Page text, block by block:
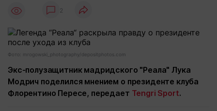
2
Фото: mrogowski_photography/depositphotos.com
Экс-полузащитник мадридского "Реала" Лука
Модрич поделился мнением о президенте клуба
Флорентино Пересе, передает Tengri Sport.